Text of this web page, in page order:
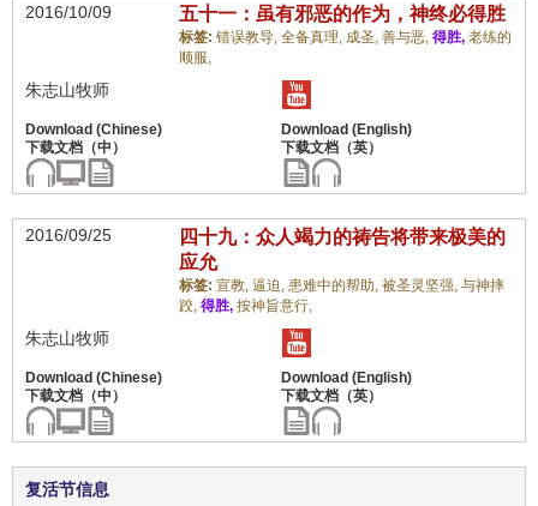
2016/10/09 五十一：虽有邪恶的作为，神终必得胜
标签: 错误教导, 全备真理, 成圣, 善与恶, 得胜, 老练的
顺服,
朱志山牧师
2016/09/25
四十九：众人竭力的祷告将带来极美的
应允
标签: 宣教, 逼迫, 患难中的帮助, 被圣灵坚强, 与神摔
跤, 得胜, 按神旨意行,
朱志山牧师
复活节信息